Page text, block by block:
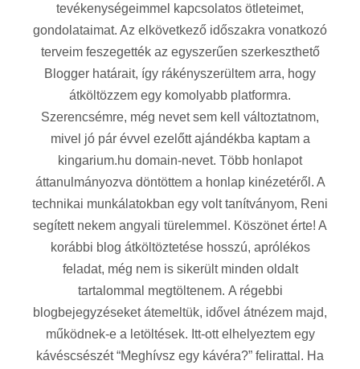
tevékenységeimmel kapcsolatos ötleteimet,
gondolataimat. Az elkövetkező időszakra vonatkozó
terveim feszegették az egyszerűen szerkeszthető
Blogger határait, így rákényszerültem arra, hogy
átköltözzem egy komolyabb platformra.
Szerencsémre, még nevet sem kell változtatnom,
mivel jó pár évvel ezelőtt ajándékba kaptam a
kingarium.hu domain-nevet. Több honlapot
áttanulmányozva döntöttem a honlap kinézetéről. A
technikai munkálatokban egy volt tanítványom, Reni
segített nekem angyali türelemmel. Köszönet érte! A
korábbi blog átköltöztetése hosszú, aprólékos
feladat, még nem is sikerült minden oldalt
tartalommal megtöltenem. A régebbi
blogbejegyzéseket átemeltük, idővel átnézem majd,
működnek-e a letöltések. Itt-ott elhelyeztem egy
kávéscsészét “Meghívsz egy kávéra?” felirattal. Ha